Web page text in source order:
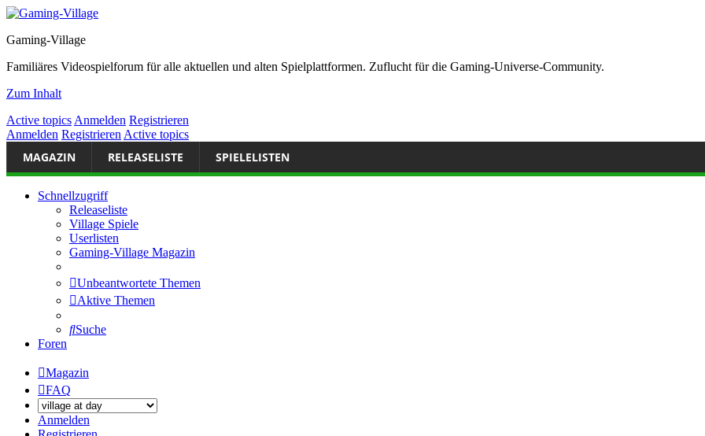
Gaming-Village
Familiäres Videospielforum für alle aktuellen und alten Spielplattformen. Zuflucht für die Gaming-Universe-Community.
Zum Inhalt
Active topics Anmelden Registrieren
Anmelden Registrieren Active topics
MAGAZIN RELEASELISTE SPIELELISTEN
Schnellzugriff
Releaseliste
Village Spiele
Userlisten
Gaming-Village Magazin
Unbeantwortete Themen
Aktive Themen
Suche
Foren
Magazin
FAQ
Anmelden